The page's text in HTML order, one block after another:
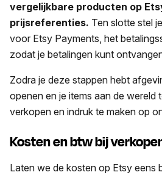
vergelijkbare producten op
prijsreferenties. Ten slotte stel
voor Etsy Payments, het
zodat je betalingen kunt
Zodra je deze stappen hebt
openen en je items aan de wereld
verkopen en indruk te maken op
Kosten en btw bij
Laten we de kosten op Etsy eens